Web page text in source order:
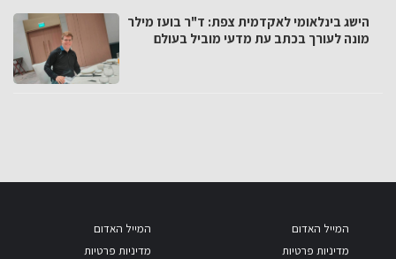
הישג בינלאומי לאקדמית צפת: ד"ר בועז מילר
מונה לעורך בכתב עת מדעי מוביל בעולם
המייל האדום
מדיניות פרטיות
המייל האדום
מדיניות פרטיות